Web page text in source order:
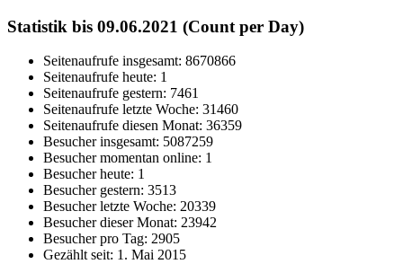
Statistik bis 09.06.2021 (Count per Day)
Seitenaufrufe insgesamt: 8670866
Seitenaufrufe heute: 1
Seitenaufrufe gestern: 7461
Seitenaufrufe letzte Woche: 31460
Seitenaufrufe diesen Monat: 36359
Besucher insgesamt: 5087259
Besucher momentan online: 1
Besucher heute: 1
Besucher gestern: 3513
Besucher letzte Woche: 20339
Besucher dieser Monat: 23942
Besucher pro Tag: 2905
Gezählt seit: 1. Mai 2015